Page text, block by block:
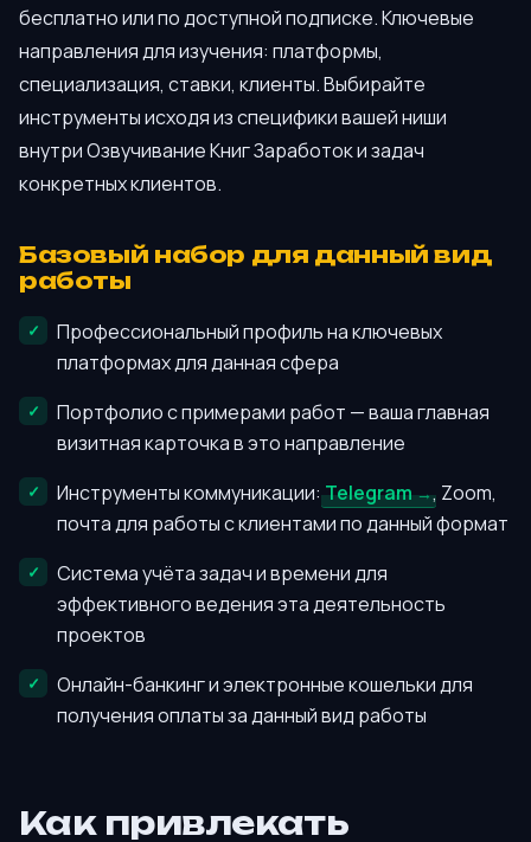
бесплатно или по доступной подписке. Ключевые
направления для изучения: платформы,
специализация, ставки, клиенты. Выбирайте
инструменты исходя из специфики вашей ниши
внутри Озвучивание Книг Заработок и задач
конкретных клиентов.
Базовый набор для данный вид
работы
Профессиональный профиль на ключевых
платформах для данная сфера
Портфолио с примерами работ — ваша главная
визитная карточка в это направление
Инструменты коммуникации:Telegram
, Zoom,
почта для работы с клиентами по данный формат
Система учёта задач и времени для
эффективного ведения эта деятельность
проектов
Онлайн-банкинг и электронные кошельки для
получения оплаты за данный вид работы
Как привлекать